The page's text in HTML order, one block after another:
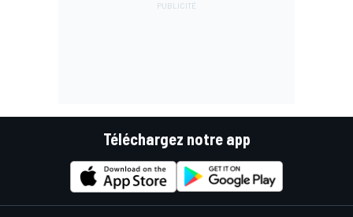
Téléchargez notre app